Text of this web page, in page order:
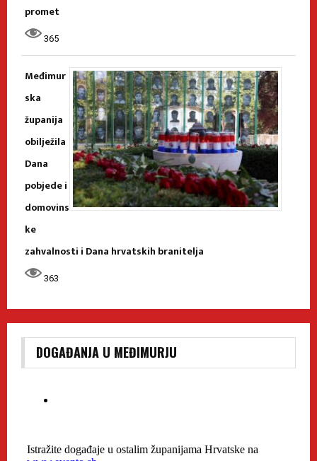
promet
365
Međimur
ska
županija
obilježila
Dana
pobjede i
domovins
ke
zahvalnosti i Dana hrvatskih branitelja
363
DOGAĐANJA U MEĐIMURJU